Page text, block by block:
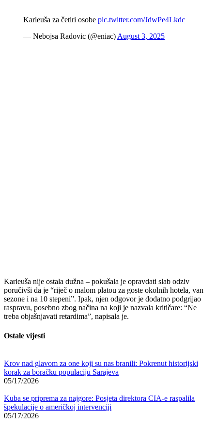
Karleuša za četiri osobe pic.twitter.com/JdwPe4Lkdc
— Nebojsa Radovic (@eniac) August 3, 2025
Karleuša nije ostala dužna – pokušala je opravdati slab odziv
poručivši da je “riječ o malom platou za goste okolnih hotela, van
sezone i na 10 stepeni”. Ipak, njen odgovor je dodatno podgrijao
raspravu, posebno zbog načina na koji je nazvala kritičare: “Ne
treba objašnjavati retardima”, napisala je.
Ostale vijesti
Krov nad glavom za one koji su nas branili: Pokrenut historijski
korak za boračku populaciju Sarajeva
05/17/2026
Kuba se priprema za najgore: Posjeta direktora CIA-e raspalila
špekulacije o američkoj intervenciji
05/17/2026